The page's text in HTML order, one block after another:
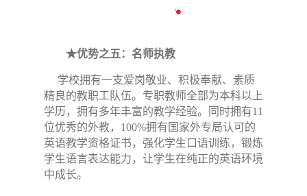
★优势之五：名师执教
学校拥有一支爱岗敬业、积极奉献、素质
精良的教职工队伍。专职教师全部为本科以上
学历，拥有多年丰富的教学经验。同时拥有11
位优秀的外教，100%拥有国家外专局认可的
英语教学资格证书，强化学生口语训练，锻炼
学生语言表达能力，让学生在纯正的英语环境
中成长。